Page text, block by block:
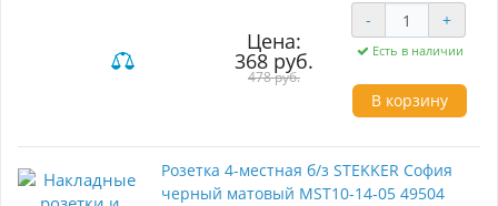
современным дизайном. Обеспечивает
надежное подключение бытовых приборов с
максимальным напряжением 250В.
Уникальный квадратный форм-фактор
гармонично вписывается в любые стены, а
стильный матовый finish предотвращает
появление отпечатков. Идеально подходит для
помещениях.
Цена:
368 руб.
478 руб.
- +
Есть в наличии
В корзину
Розетка 4-местная б/з STEKKER София
черный матовый MST10-14-05 49504